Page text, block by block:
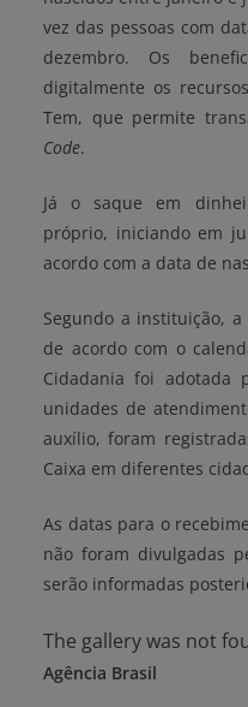
vez das pessoas com
dezembro. Os
digitalmente os
Tem, que permite
Code.
Já o saque em
próprio, iniciando em
acordo com a data de
Segundo a instituição,
de acordo com o
Cidadania foi adotada
unidades de
auxílio, foram
Caixa em diferentes
As datas para o
não foram divulgadas
serão informadas
The gallery was not
Agência Brasil